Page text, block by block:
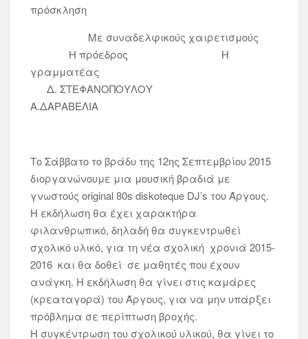
πρόσκληση
Με συναδελφικούς χαιρετισμούς
Η πρόεδρος Η
γραμματέας
Δ. ΣΤΕΦΑΝΟΠΟΥΛΟΥ
Α.ΔΑΡΑΒΕΛΙΑ
Το Σάββατο το βράδυ της 12ης Σεπτεμβρίου 2015
διοργανώνουμε μια μουσική βραδιά με
γνωστούς original 80s diskoteque DJ’s του Άργους.
Η εκδήλωση θα έχει χαρακτήρα
φιλανθρωπικό, δηλαδή θα συγκεντρωθεί
σχολικό υλικό, για τη νέα σχολική χρονιά 2015-
2016 και θα δοθεί σε μαθητές που έχουν
ανάγκη. Η εκδήλωση θα γίνει στις καμάρες
(κρεαταγορά) του Άργους, για να μην υπάρξει
πρόβλημα σε περίπτωση βροχής.
Η συγκέντρωση του σχολικού υλικού, θα γίνει το